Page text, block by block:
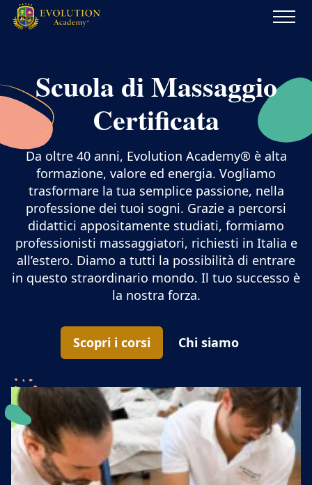
Scuola di Massaggio
Certificata
Da oltre 40 anni, Evolution Academy® è alta
formazione, valore ed energia. Vogliamo
trasformare la tua semplice passione, nella
professione dei tuoi sogni. Grazie a percorsi
didattici appositamente studiati, formiamo
professionisti massaggiatori, richiesti in Italia e
all’estero. Diamo a tutti la possibilità di entrare
in questo straordinario mondo. Il tuo successo è
la nostra forza.
Scopri i corsi Chi siamo